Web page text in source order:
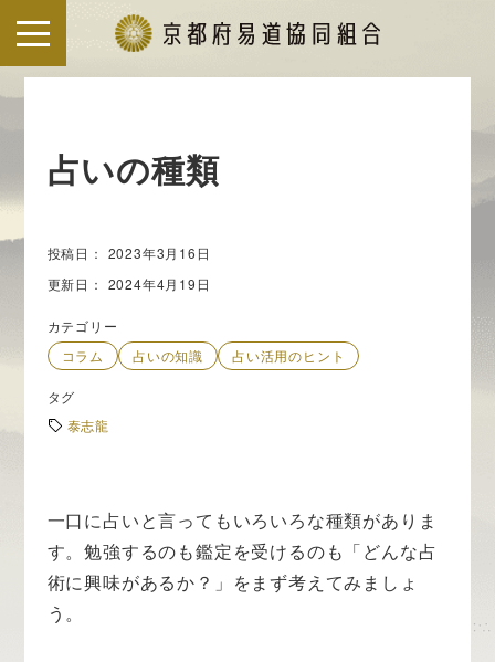
c
占いの種類
投稿日： 2023年3月16日
更新日： 2024年4月19日
カテゴリー
コラム
占いの知識 占い活用のヒント
タグ
泰志龍
一口に占いと言ってもいろいろな種類がありま
す。勉強するのも鑑定を受けるのも「どんな占
術に興味があるか？」をまず考えてみましょ
う。